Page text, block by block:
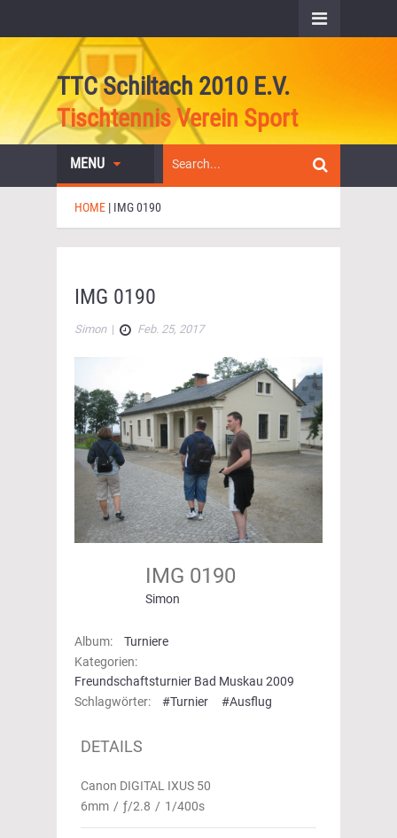
TTC Schiltach 2010 E.V.
Tischtennis Verein Sport
MENU
HOME | IMG 0190
IMG 0190
Simon| Feb. 25, 2017
IMG 0190
Simon
Album:
Turniere
Kategorien:
Freundschaftsturnier Bad Muskau 2009
Schlagwörter:
#Turnier #Ausflug
DETAILS
Canon DIGITAL IXUS 50
6mm / ƒ/2.8 / 1/400s